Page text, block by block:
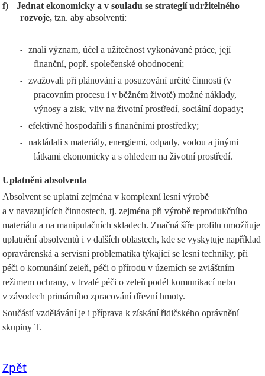
f)
Jednat ekonomicky a v souladu se strategií udržitelného
rozvoje, tzn. aby absolventi:
-
znali význam, účel a užitečnost vykonávané práce, její
finanční, popř. společenské ohodnocení;
-
zvažovali při plánování a posuzování určité činnosti (v
pracovním procesu i v běžném životě) možné náklady,
výnosy a zisk, vliv na životní prostředí, sociální dopady;
- efektivně hospodařili s finančními prostředky;
-
nakládali s materiály, energiemi, odpady, vodou a jinými
látkami ekonomicky a s ohledem na životní prostředí.
Uplatnění absolventa
Absolvent se uplatní zejména v komplexní lesní výrobě
a v navazujících činnostech, tj. zejména při výrobě reprodukčního
materiálu a na manipulačních skladech. Značná šíře profilu umožňuje
uplatnění absolventů i v dalších oblastech, kde se vyskytuje například
opravárenská a servisní problematika týkající se lesní techniky, při
péči o komunální zeleň, péči o přírodu v územích se zvláštním
režimem ochrany, v trvalé péči o zeleň podél komunikací nebo
v závodech primárního zpracování dřevní hmoty.
Součástí vzdělávání je i příprava k získání řidičského oprávnění
skupiny T.
Zpět